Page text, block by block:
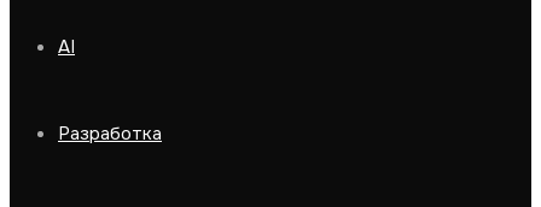
AI
Разработка